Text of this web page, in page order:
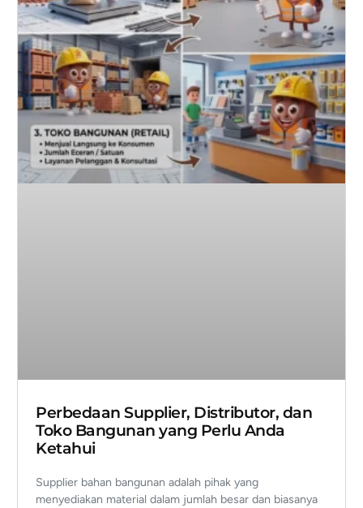
Perbedaan Supplier, Distributor, dan
Toko Bangunan yang Perlu Anda
Ketahui
Supplier bahan bangunan adalah pihak yang
menyediakan material dalam jumlah besar dan biasanya